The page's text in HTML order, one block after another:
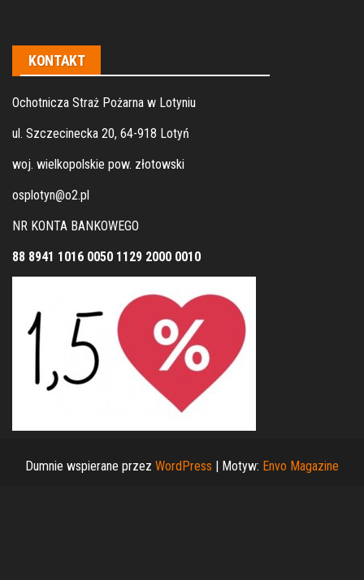
KONTAKT
Ochotnicza Straż Pożarna w Lotyniu
ul. Szczecinecka 20, 64-918 Lotyń
woj. wielkopolskie pow. złotowski
osplotyn@o2.pl
NR KONTA BANKOWEGO
88 8941 1016 0050 1129 2000 0010
Dumnie wspierane przez WordPress | Motyw: Envo Magazine